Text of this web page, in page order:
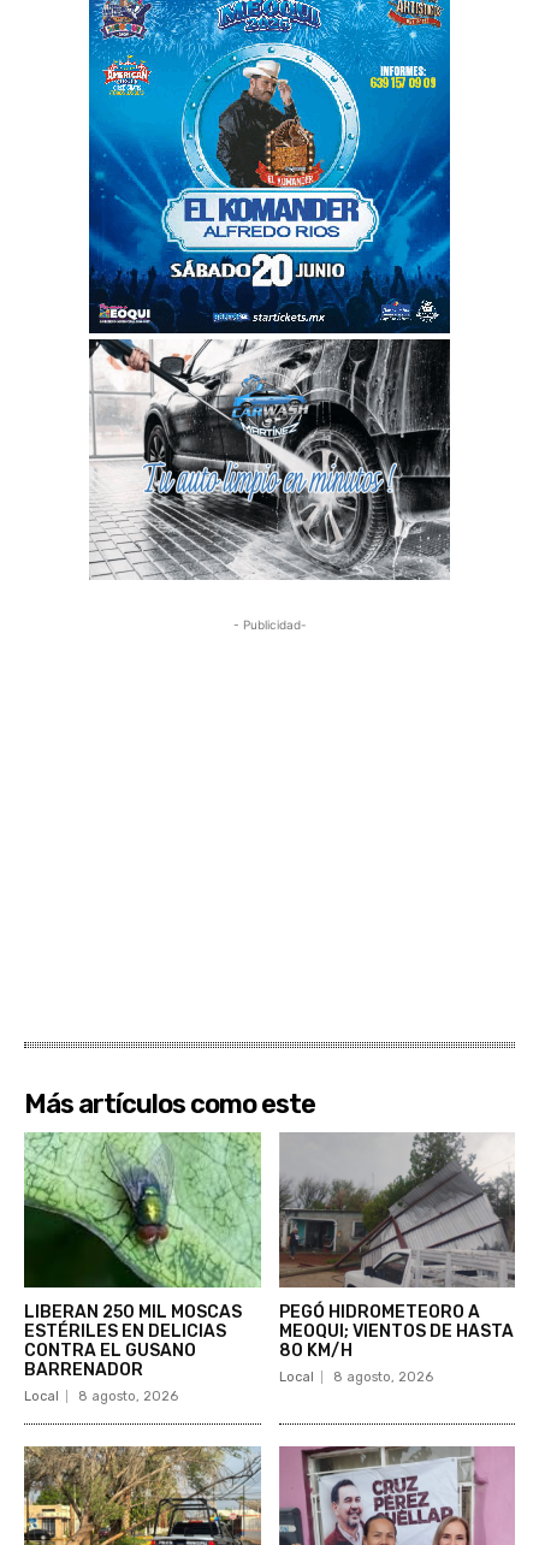
- Publicidad-
Más artículos como este
LIBERAN 250 MIL MOSCAS
ESTÉRILES EN DELICIAS
CONTRA EL GUSANO
BARRENADOR
Local 8 agosto, 2026
PEGÓ HIDROMETEORO A
MEOQUI; VIENTOS DE HASTA
80 KM/H
Local 8 agosto, 2026